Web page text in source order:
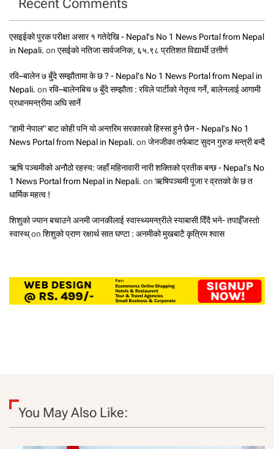
Recent Comments
एसइईको पुरक परीक्षा असार १ गतेदेखि - Nepal's No 1 News Portal from Nepal
in Nepali. on एसईको नतिजा सार्वजनिक, ६५.९८ प्रतिशत विद्यार्थी उत्तीर्ण
रवि–बालेन ७ बुँदे सम्झौतामा के छ ? - Nepal's No 1 News Portal from Nepal in
Nepali. on रवि–बालेनबिच ७ बुँदे सम्झौता : रविले पार्टीको नेतृत्व गर्ने, बालेनलाई आगामी
प्रधानमन्त्रीमा अघि सार्ने
"हामी नेपाल" बाट कोही पनि यो अन्तरिम सरकारको हिस्सा हुने छैन - Nepal's No 1
News Portal from Nepal in Nepali. on जेनजीका तर्फबाट सुदन गुरुङ मन्त्री बन्दै
ऋषि पञ्चमीको अनौठो रहस्य: जहाँ महिनावारी नारी शक्तिको प्रतीक बन्छ - Nepal's No
1 News Portal from Nepal in Nepali. on ऋषिपञ्चमी पूजा र व्रतको के छ त
धार्मिक महत्व !
शिशुको ज्यान बचाउने अनमी जानकीलाई स्वास्थ्यमन्त्रीले स्याबासी दिँदै भने- तपाईँजस्तो
स्वास्थ्on शिशुको प्राण रक्षार्थ सात घण्टा : अनमीको मुखबाटै कृत्रिम श्वास
You May Also Like: